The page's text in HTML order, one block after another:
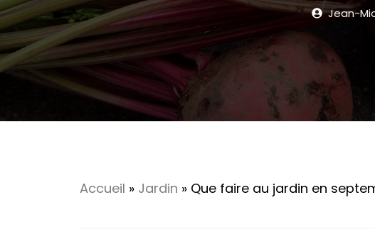
Jean-
Accueil » Jardin » Que faire au jardin en